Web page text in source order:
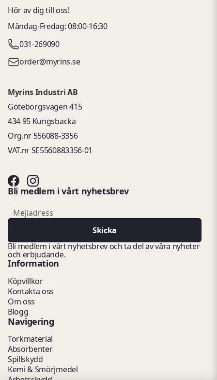
Hör av dig till oss!
Måndag-Fredag: 08:00-16:30
031-269090
order@myrins.se
Myrins Industri AB
Göteborgsvägen 415
434 95 Kungsbacka
Org.nr 556088-3356
VAT.nr SE5560883356-01
Bli medlem i vårt nyhetsbrev
email
Mejladress
Skicka
Bli medlem i vårt nyhetsbrev och ta del av våra nyheter
och erbjudande.
Information
Köpvillkor
Kontakta oss
Om oss
Blogg
Navigering
Torkmaterial
Absorbenter
Spillskydd
Kemi & Smörjmedel